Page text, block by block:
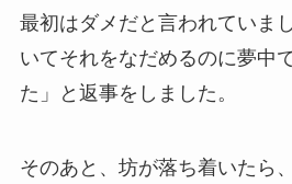
最初はダメだと言われていま
いてそれをなだめるのに夢中
た」と返事をしました。
そのあと、坊が落ち着いたら